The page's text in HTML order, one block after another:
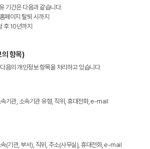
기간은 다음과 같습니다.
페이지 탈퇴 시까지
후 10년까지
항목)
음의 개인정보 항목을 처리하고 있습니다.
기관, 소속기관 유형, 직위, 휴대전화, e-mail
(기관, 부서), 직위, 주소(사무실), 휴대전화, e-mail